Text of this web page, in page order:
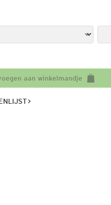
aan winkelmandje